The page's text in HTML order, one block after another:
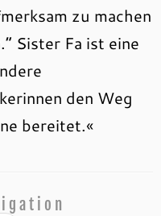
zu machen
Sister Fa ist eine
den Weg
bereitet.«